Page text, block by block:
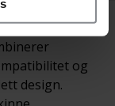
og
design.